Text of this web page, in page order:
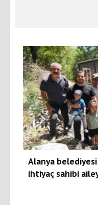
Alanya
ihtiyaç sahibi